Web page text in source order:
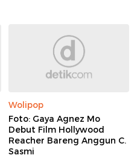
Wolipop
Foto: Gaya Agnez Mo
Debut Film Hollywood
Reacher Bareng Anggun C.
Sasmi